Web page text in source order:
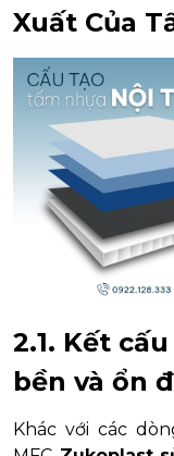
Xuất Của
2.1. Kết
bền và ổn
Khác với các